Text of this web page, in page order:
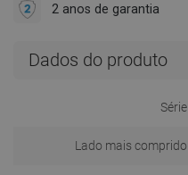
2 anos de garantia
Dados do produto
Série
Lado mais comprido